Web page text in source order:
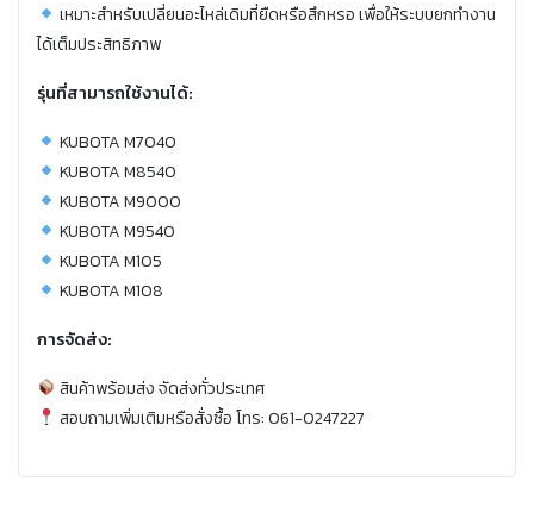
เหมาะสำหรับเปลี่ยนอะไหล่เดิมที่ยืดหรือสึกหรอ เพื่อให้ระบบยกทำงาน
ได้เต็มประสิทธิภาพ
รุ่นที่สามารถใช้งานได้:
KUBOTA M7040
KUBOTA M8540
KUBOTA M9000
KUBOTA M9540
KUBOTA M105
KUBOTA M108
การจัดส่ง:
สินค้าพร้อมส่ง จัดส่งทั่วประเทศ
สอบถามเพิ่มเติมหรือสั่งซื้อ โทร: 061-0247227